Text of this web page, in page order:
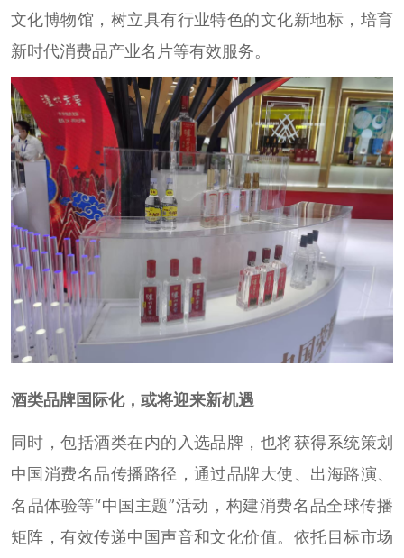
文化博物馆，树立具有行业特色的文化新地标，培育
新时代消费品产业名片等有效服务。
酒类品牌国际化，或将迎来新机遇
同时，包括酒类在内的入选品牌，也将获得系统策划
中国消费名品传播路径，通过品牌大使、出海路演、
名品体验等“中国主题”活动，构建消费名品全球传播
矩阵，有效传递中国声音和文化价值。依托目标市场